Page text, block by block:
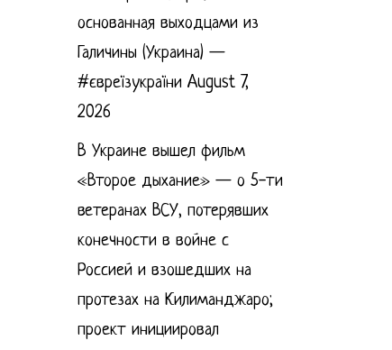
основанная выходцами из
Галичины (Украина) —
#євреїзукраїни August 7,
2026
В Украине вышел фильм
«Второе дыхание» — о 5-ти
ветеранах ВСУ, потерявших
конечности в войне с
Россией и взошедших на
протезах на Килиманджаро;
проект инициировал